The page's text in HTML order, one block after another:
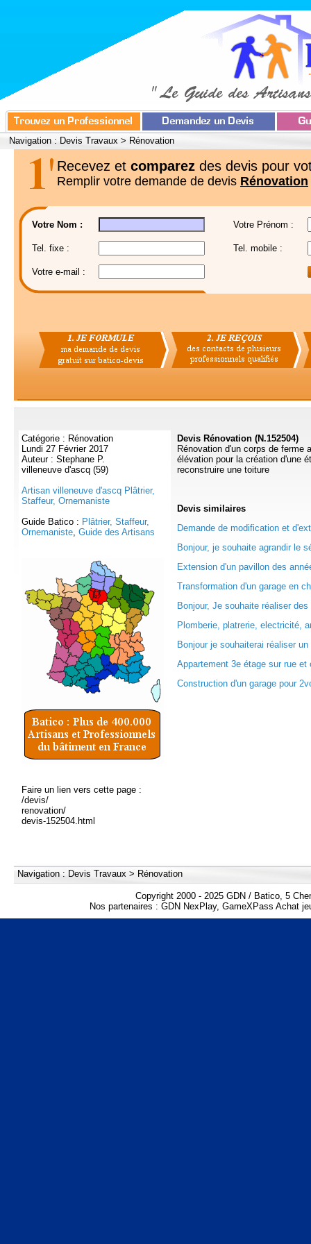
Navigation : Devis Travaux > Rénovation
Recevez et comparez des devis pour
Remplir votre demande de devis Rénovation
Votre Nom : Votre Prénom :
Tel. fixe : Tel. mobile :
Votre e-mail :
Catégorie : Rénovation
Lundi 27 Février 2017
Auteur : Stephane P.
villeneuve d'ascq (59)
Artisan villeneuve d'ascq Plâtrier,
Staffeur, Ornemaniste
Guide Batico : Plâtrier, Staffeur,
Ornemaniste, Guide des Artisans
Faire un lien vers cette page :
/devis/
renovation/
devis-152504.html
Devis Rénovation (N.152504)
Rénovation d'un corps de ferme
élévation pour la création d'une
reconstruire une toiture
Devis similaires
Demande de modification et
Bonjour, je souhaite agrandir le
Extension d'un pavillon des
Transformation d'un garage en
Bonjour, Je souhaite réaliser
Plomberie, platrerie, electricité,
Bonjour je souhaiterai réaliser
Appartement 3e étage sur rue et
Construction d'un garage pour
Navigation : Devis Travaux > Rénovation
Copyright 2000 - 2025 GDN / Batico, 5
Nos partenaires : GDN NexPlay, GameXPass Achat